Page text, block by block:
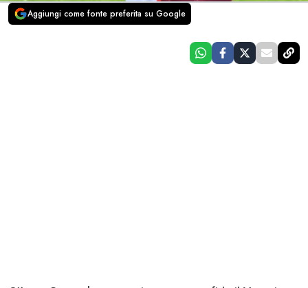
Aggiungi come fonte preferita su Google